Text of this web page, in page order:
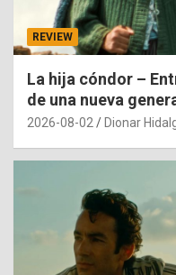
REVIEW
La hija cóndor –
de una nueva
2026-08-02 Dionar